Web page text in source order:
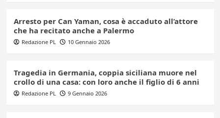
Arresto per Can Yaman, cosa è accaduto all’attore
che ha recitato anche a Palermo
Redazione PL 10 Gennaio 2026
Tragedia in Germania, coppia siciliana muore nel
crollo di una casa: con loro anche il figlio di 6 anni
Redazione PL 9 Gennaio 2026